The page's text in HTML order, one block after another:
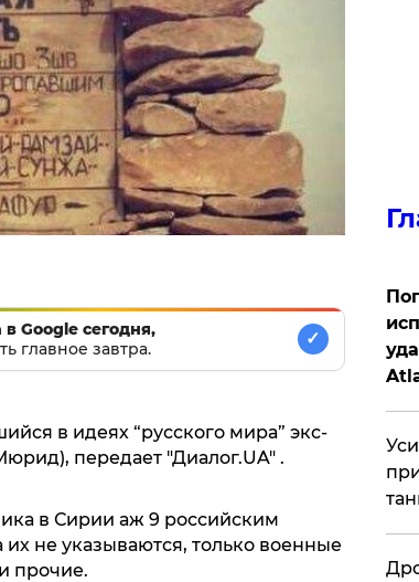
Google сегодня,
главное завтра.
✓
в идеях “русского мира” экс-
передает "Диалог.UA" .
в Сирии аж 9 российским
не указываются, только военные
прочие.